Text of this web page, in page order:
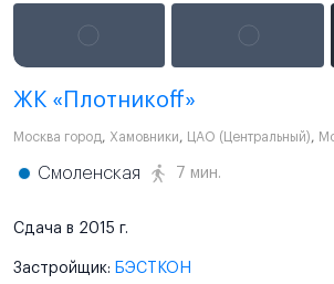
ЖК «Плотникоff»
Москва город, Хамовники, ЦАО (Центральный),
Смоленская 7 мин.
Сдача в 2015 г.
Застройщик: БЭСТКОН